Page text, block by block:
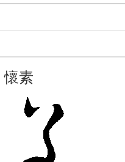
懷素